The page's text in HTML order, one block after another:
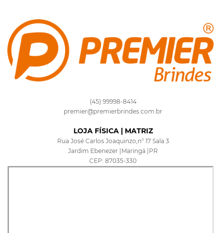
(45) 99998-8414
premier@premierbrindes.com.br
LOJA FÍSICA | MATRIZ
Rua José Carlos Joaquinzo,n° 17 Sala 3
Jardim Ebenezer |Maringá |PR
CEP: 87035-330